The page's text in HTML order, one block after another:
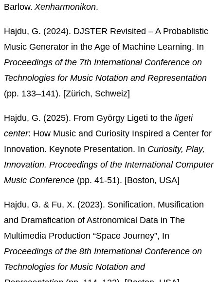
Barlow. Xenharmonikon.
Hajdu, G. (2024). DJSTER Revisited – A Probablistic
Music Generator in the Age of Machine Learning. In
Proceedings of the 7th International Conference on
Technologies for Music Notation and Representation
(pp. 133–141). [Zürich, Schweiz]
Hajdu, G. (2025). From György Ligeti to the ligeti
center: How Music and Curiosity Inspired a Center for
Innovation. Keynote Presentation. In Curiosity, Play,
Innovation. Proceedings of the International Computer
Music Conference (pp. 41-51). [Boston, USA]
Hajdu, G. & Fu, X. (2023). Sonification, Musification
and Dramafication of Astronomical Data in The
Multimedia Production “Space Journey”, In
Proceedings of the 8th International Conference on
Technologies for Music Notation and